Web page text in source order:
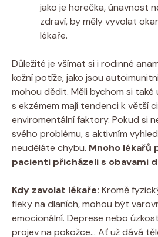
jako je horečka, únavnost
zdraví, by měly vyvolat
lékaře.
Důležité je všímat si i rodinné
kožní potíže, jako jsou
mohou dědit. Měli bychom si
s ekzémem mají tendenci k větší
enviromentální faktory. Pokud si
svého problému, s aktivním
neuděláte chybu. Mnoho lékařů
pacienti přicházeli s obavami
Kdy zavolat lékaře: Kromě
fleky na dlaních, mohou být
emocionální. Deprese nebo
projev na pokožce… Ať už dává